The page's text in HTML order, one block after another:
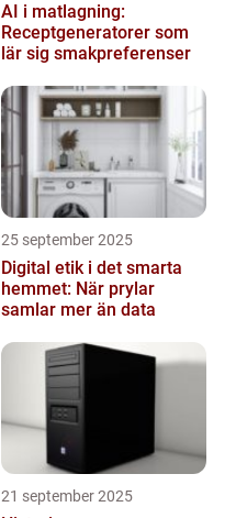
AI i matlagning:
Receptgeneratorer som
lär sig smakpreferenser
25 september 2025
Digital etik i det smarta
hemmet: När prylar
samlar mer än data
21 september 2025